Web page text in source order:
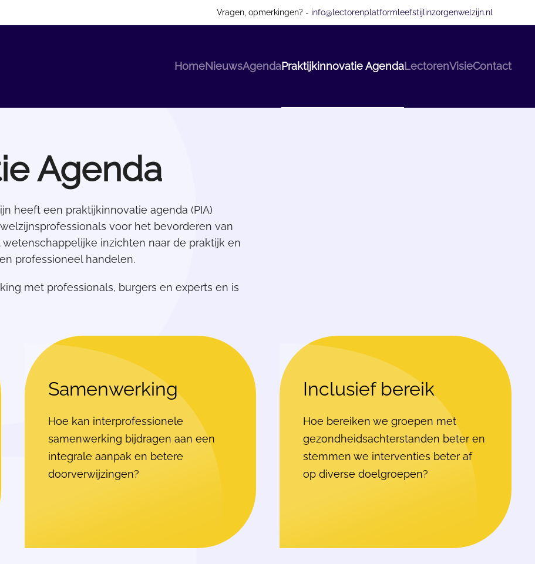
Vragen, opmerkingen? - info@lectorenplatformleefstijlinzorgenwelzijn.nl
HomeNieuwsAgendaPraktijkinnovatie AgendaLectorenVisieContact
Agenda
heeft een praktijkinnovatie agenda (PIA)
voor het bevorderen van
inzichten naar de praktijk en
professioneel handelen.
met professionals, burgers en experts en is
Samenwerking
Hoe kan interprofessionele
samenwerking bijdragen aan een
integrale aanpak en betere
doorverwijzingen?
Inclusief bereik
Hoe bereiken we groepen met
gezondheidsachterstanden beter en
stemmen we interventies beter af
op diverse doelgroepen?